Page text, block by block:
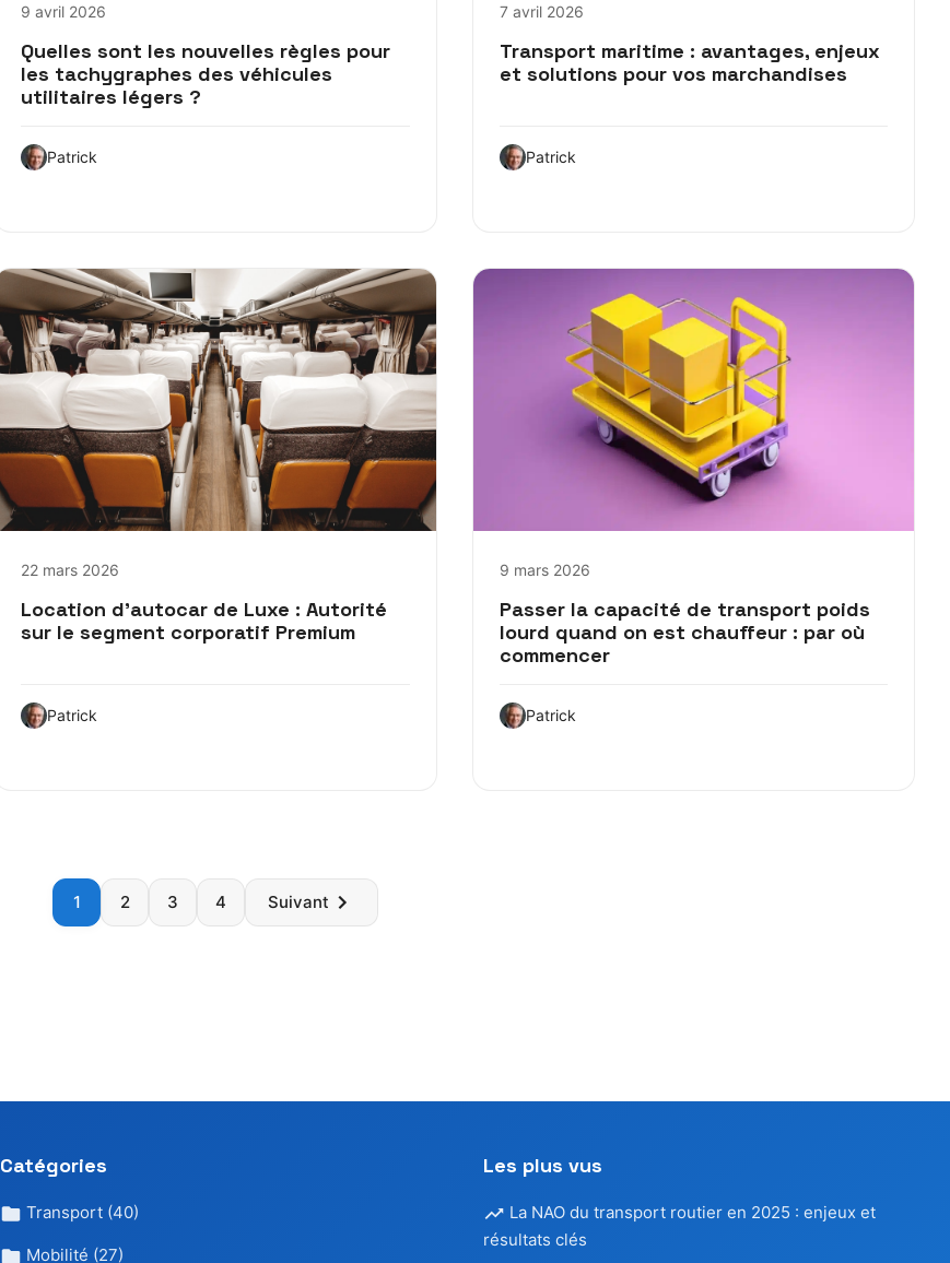
9 avril 2026
Quelles sont les nouvelles règles pour
les tachy­graphes des véhicules
utilitaires légers ?
Patrick
7 avril 2026
Transport maritime : avantages, enjeux
et solutions pour vos marchandises
Patrick
22 mars 2026
Location d’autocar de Luxe : Autorité
sur le segment corporatif Premium
Patrick
9 mars 2026
Passer la capacité de transport poids
lourd quand on est chauffeur : par où
commencer
Patrick
Pagination
1 2 3 4 Suivant
Catégories
Transport (40)
Mobilité (27)
Les plus vus
La NAO du transport routier en 2025 : enjeux et
résultats clés